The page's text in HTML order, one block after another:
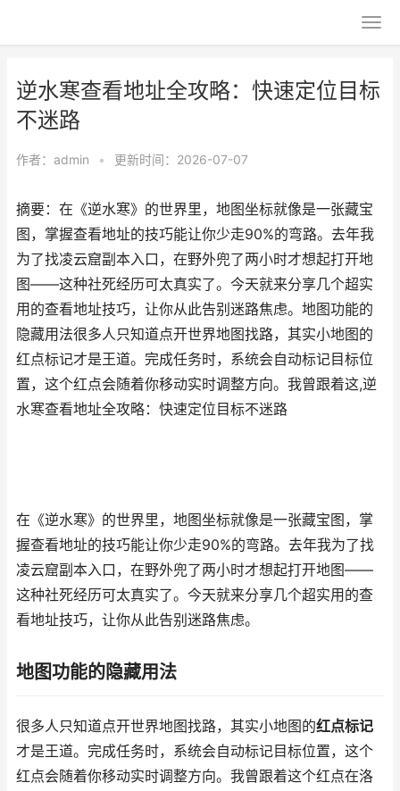
逆水寒查看地址全攻略：快速定位目标
不迷路
作者： admin • 更新时间：2026-07-07
摘要：在《逆水寒》的世界里，地图坐标就像是一张藏宝
图，掌握查看地址的技巧能让你少走90%的弯路。去年我
为了找凌云窟副本入口，在野外兜了两小时才想起打开地
图——这种社死经历可太真实了。今天就来分享几个超实
用的查看地址技巧，让你从此告别迷路焦虑。地图功能的
隐藏用法很多人只知道点开世界地图找路，其实小地图的
红点标记才是王道。完成任务时，系统会自动标记目标位
置，这个红点会随着你移动实时调整方向。我曾跟着这,逆
水寒查看地址全攻略：快速定位目标不迷路
在《逆水寒》的世界里，地图坐标就像是一张藏宝图，掌
握查看地址的技巧能让你少走90%的弯路。去年我为了找
凌云窟副本入口，在野外兜了两小时才想起打开地图——
这种社死经历可太真实了。今天就来分享几个超实用的查
看地址技巧，让你从此告别迷路焦虑。
地图功能的隐藏用法
很多人只知道点开世界地图找路，其实小地图的红点标记
才是王道。完成任务时，系统会自动标记目标位置，这个
红点会随着你移动实时调整方向。我曾跟着这个红点在洛